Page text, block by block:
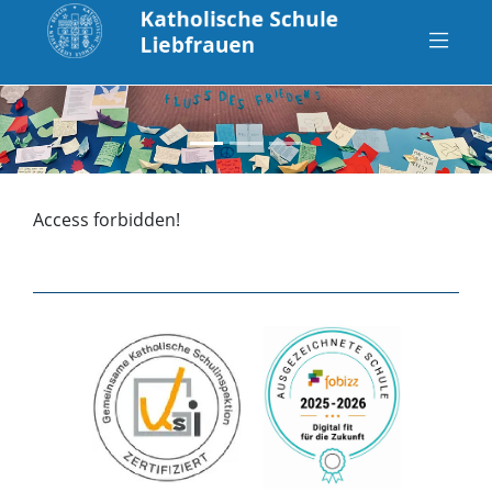
zurück
Access forbidden!